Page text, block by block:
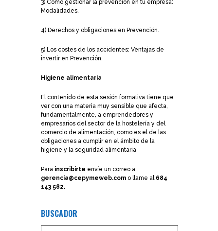
3) Cómo gestionar la prevención en tú empresa:
Modalidades.
4) Derechos y obligaciones en Prevención.
5) Los costes de los accidentes: Ventajas de
invertir en Prevención.
Higiene alimentaria
El contenido de esta sesión formativa tiene que
ver con una materia muy sensible que afecta,
fundamentalmente, a emprendedores y
empresarios del sector de la hostelería y del
comercio de alimentación, como es el de las
obligaciones a cumplir en el ámbito de la
higiene y la seguridad alimentaria
Para inscribirte envíe un correo a
gerencia@cepymeweb.com o llame al 684
143 582.
BUSCADOR